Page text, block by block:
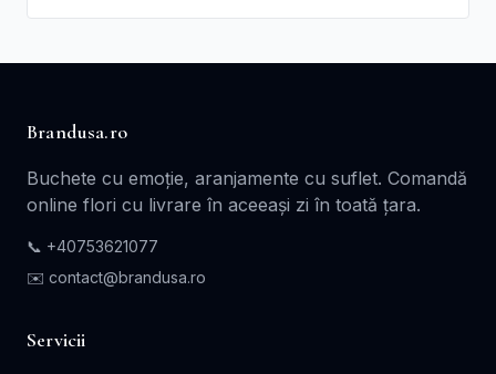
Brandusa.ro
Buchete cu emoție, aranjamente cu suflet. Comandă
online flori cu livrare în aceeași zi în toată țara.
📞 +40753621077
✉️ contact@brandusa.ro
Servicii